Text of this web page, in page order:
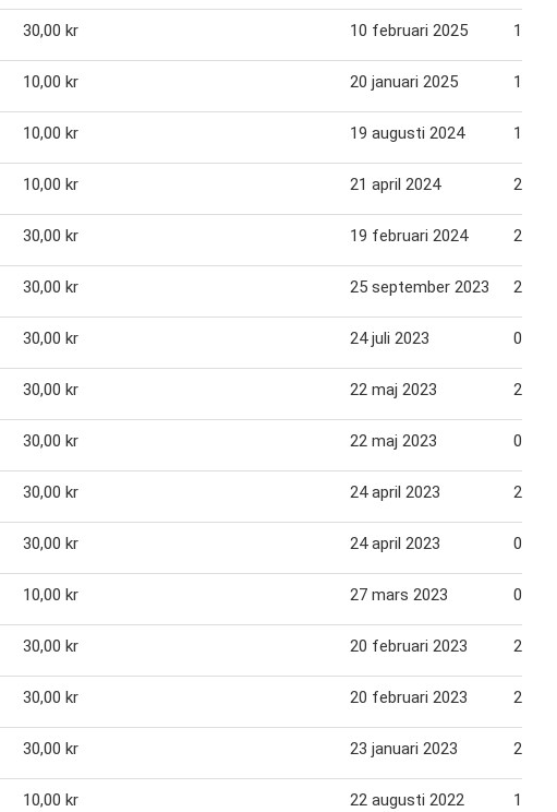
30,00 kr 10 februari 2025 10
10,00 kr 20 januari 2025 10
10,00 kr 19 augusti 2024 19
10,00 kr 21 april 2024 28
30,00 kr 19 februari 2024 25
30,00 kr 25 september 2023 25
30,00 kr 24 juli 2023 06
30,00 kr 22 maj 2023 22
30,00 kr 22 maj 2023 04
30,00 kr 24 april 2023 24
30,00 kr 24 april 2023 01
10,00 kr 27 mars 2023 02
30,00 kr 20 februari 2023 20
30,00 kr 20 februari 2023 26
30,00 kr 23 januari 2023 29
10,00 kr 22 augusti 2022 18